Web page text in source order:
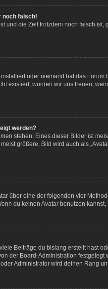
noch falsch!
und die Zeit trotzdem noch falsch
oder niemand hat das
existiert, würden wir uns freuen,
werden?
stehen. Eines dieser Bilder ist
größere, Bild wird auch als
über eine der folgenden vier
du keinen Avatar benutzen
Beiträge du bislang erstellt hast
der Board-Administration
Administrator wird deinen Rang